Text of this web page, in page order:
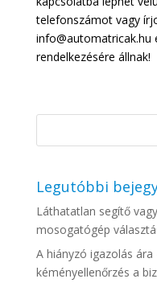
telefonszámot vagy
info@automatricak.hu
rendelkezésére állnak!
Legutóbbi
Láthatatlan segítő
mosogatógép
A hiányzó igazolás
kéményellenőrzés a